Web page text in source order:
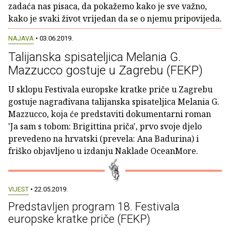
zadaća nas pisaca, da pokažemo kako je sve važno,
kako je svaki život vrijedan da se o njemu pripovijeda.
NAJAVA • 03.06.2019.
Talijanska spisateljica Melania G.
Mazzucco gostuje u Zagrebu (FEKP)
U sklopu Festivala europske kratke priče u Zagrebu
gostuje nagrađivana talijanska spisateljica Melania G.
Mazzucco, koja će predstaviti dokumentarni roman
'Ja sam s tobom: Brigittina priča', prvo svoje djelo
prevedeno na hrvatski (prevela: Ana Badurina) i
friško objavljeno u izdanju Naklade OceanMore.
VIJEST • 22.05.2019.
Predstavljen program 18. Festivala
europske kratke priče (FEKP)